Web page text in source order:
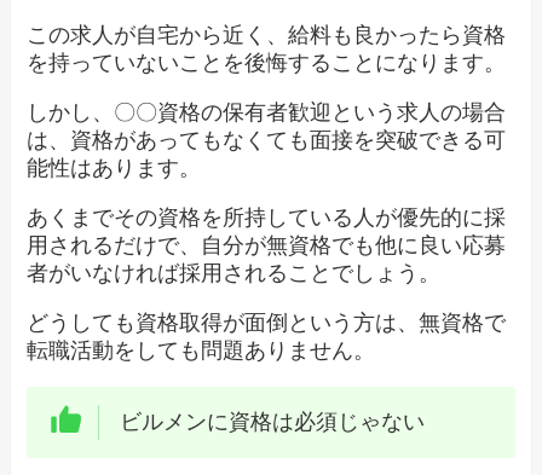
この求人が自宅から近く、給料も良かったら資格
を持っていないことを後悔することになります。
しかし、〇〇資格の保有者歓迎という求人の場合
は、資格があってもなくても面接を突破できる可
能性はあります。
あくまでその資格を所持している人が優先的に採
用されるだけで、自分が無資格でも他に良い応募
者がいなければ採用されることでしょう。
どうしても資格取得が面倒という方は、無資格で
転職活動をしても問題ありません。
ビルメンに資格は必須じゃない